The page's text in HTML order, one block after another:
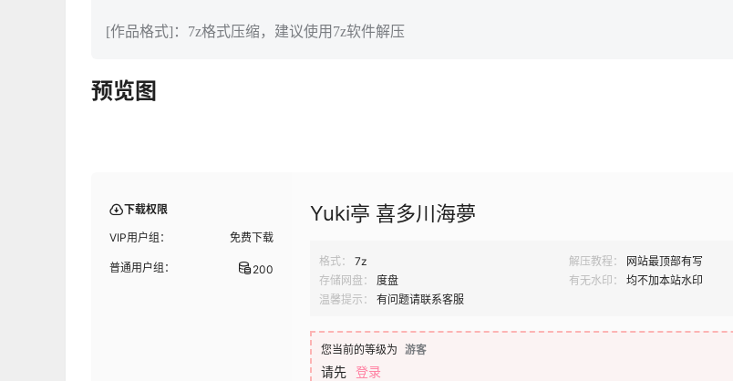
[作品格式]：7z格式压缩，建议使用7z软件解压
预览图
下载权限
VIP用户组： 免费下载
普通用户组： 200
Yuki亭 喜多川海夢
格式： 7z 解压教程：
网站最顶部有写
存储网盘：
度盘 有无水印：
均不加本站水印
温馨提示：
有问题请联系客服
您当前的等级为 游客
请先 登录